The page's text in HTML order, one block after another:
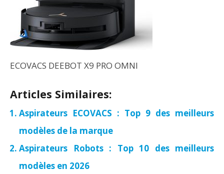
ECOVACS DEEBOT X9 PRO OMNI
Articles Similaires:
Aspirateurs ECOVACS : Top 9 des meilleurs
modèles de la marque
Aspirateurs Robots : Top 10 des meilleurs
modèles en 2026